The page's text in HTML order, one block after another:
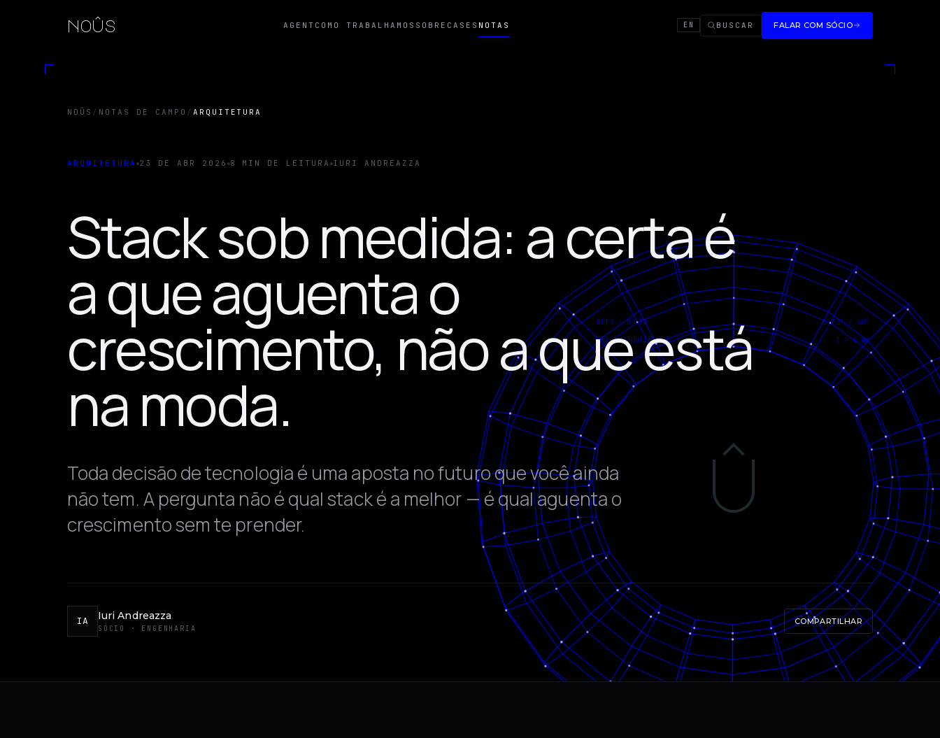
noûs AGENT COMO TRABALHAMOS SOBRE CASES NOTAS EN BUSCAR FALAR COM SÓCIO
NOÛS / NOTAS DE CAMPO / ARQUITETURA
ARQUITETURA 23 DE ABR 2026 8 MIN DE LEITURA IURI ANDREAZZA
Stack sob medida: a certa é
a que aguenta o
crescimento, não a que está
na moda.
Toda decisão de tecnologia é uma aposta no futuro que você ainda
não tem. A pergunta não é qual stack é a melhor — é qual aguenta o
crescimento sem te prender.
IA Iuri Andreazza
SÓCIO · ENGENHARIA
COMPARTILHAR